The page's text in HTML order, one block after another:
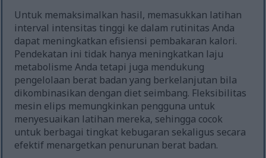
Untuk memaksimalkan hasil, memasukkan latihan
interval intensitas tinggi ke dalam rutinitas Anda
dapat meningkatkan efisiensi pembakaran kalori.
Pendekatan ini tidak hanya meningkatkan laju
metabolisme Anda tetapi juga mendukung
pengelolaan berat badan yang berkelanjutan bila
dikombinasikan dengan diet seimbang. Fleksibilitas
mesin elips memungkinkan pengguna untuk
menyesuaikan latihan mereka, sehingga cocok
untuk berbagai tingkat kebugaran sekaligus secara
efektif menargetkan penurunan berat badan.